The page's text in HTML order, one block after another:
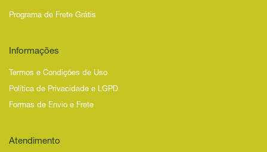
Programa de Frete Grátis
Informações
Termos e Condições de Uso
Política de Privacidade e LGPD
Formas de Envio e Frete
Atendimento